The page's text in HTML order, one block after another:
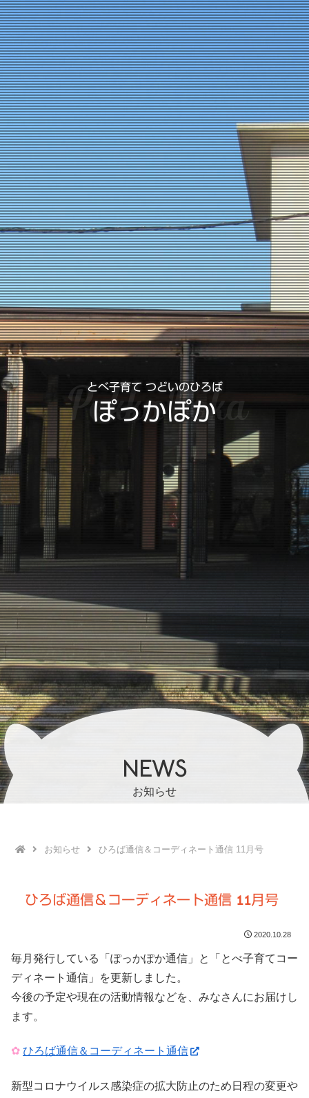
とべ子育て つどいのひろば
ぽっかぽか
PokkaPoka
NEWS
お知らせ
お知らせ ひろば通信＆コーディネート通信 11月号
ひろば通信＆コーディネート通信 11月号
2020.10.28
毎月発行している「ぽっかぽか通信」と「とべ子育てコー
ディネート通信」を更新しました。
今後の予定や現在の活動情報などを、みなさんにお届けし
ます。
✿ ひろば通信＆コーディネート通信
新型コロナウイルス感染症の拡大防止のため日程の変更や